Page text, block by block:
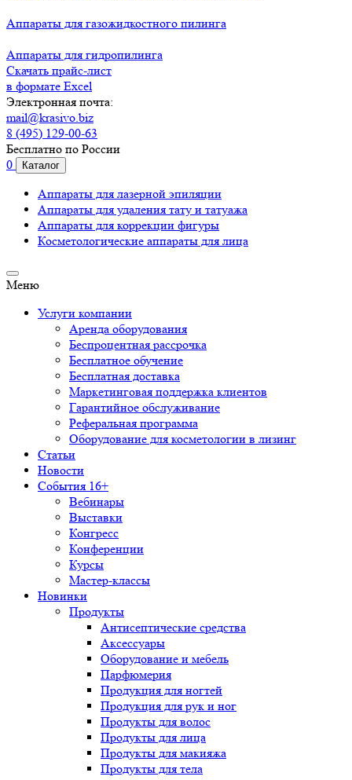
Аппараты для газожидкостного пилинга
Аппараты для гидропилинга
Скачать прайс-лист
в формате Excel
Электронная почта:
mail@krasivo.biz
8 (495) 129-00-63
Бесплатно по России
0
Каталог
Аппараты для лазерной эпиляции
Аппараты для удаления тату и татуажа
Аппараты для коррекции фигуры
Косметологические аппараты для лица
Меню
Услуги компании
Аренда оборудования
Беспроцентная рассрочка
Бесплатное обучение
Бесплатная доставка
Маркетинговая поддержка клиентов
Гарантийное обслуживание
Реферальная программа
Оборудование для косметологии в лизинг
Статьи
Новости
События 16+
Вебинары
Выставки
Конгресс
Конференции
Курсы
Мастер-классы
Новинки
Продукты
Антисептические средства
Аксессуары
Оборудование и мебель
Парфюмерия
Продукция для ногтей
Продукция для рук и ног
Продукты для волос
Продукты для лица
Продукты для макияжа
Продукты для тела